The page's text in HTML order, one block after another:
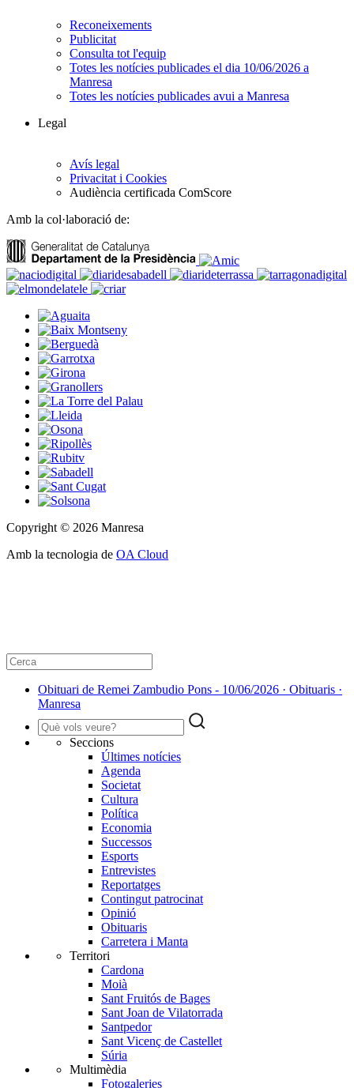
Reconeixements
Publicitat
Consulta tot l'equip
Totes les notícies publicades el dia 10/06/2026 a
Manresa
Totes les notícies publicades avui a Manresa
Legal
Avís legal
Privacitat i Cookies
Audiència certificada ComScore
Amb la col·laboració de:
Copyright © 2026 Manresa
Amb la tecnologia de OA Cloud
Obituari de Remei Zambudio Pons - 10/06/2026 · Obituaris ·
Manresa
Seccions
Últimes notícies
Agenda
Societat
Cultura
Política
Economia
Successos
Esports
Entrevistes
Reportatges
Contingut patrocinat
Opinió
Obituaris
Carretera i Manta
Territori
Cardona
Moià
Sant Fruitós de Bages
Sant Joan de Vilatorrada
Santpedor
Sant Vicenç de Castellet
Súria
Multimèdia
Fotogaleries